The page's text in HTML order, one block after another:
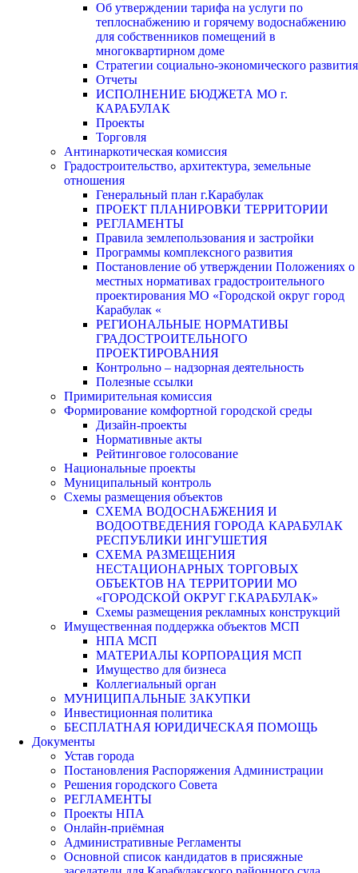
Об утверждении тарифа на услуги по
теплоснабжению и горячему водоснабжению
для собственников помещений в
многоквартирном доме
Стратегии социально-экономического развития
Отчеты
ИСПОЛНЕНИЕ БЮДЖЕТА МО г.
КАРАБУЛАК
Проекты
Торговля
Антинаркотическая комиссия
Градостроительство, архитектура, земельные
отношения
Генеральный план г.Карабулак
ПРОЕКТ ПЛАНИРОВКИ ТЕРРИТОРИИ
РЕГЛАМЕНТЫ
Правила землепользования и застройки
Программы комплексного развития
Постановление об утверждении Положениях о
местных нормативах градостроительного
проектирования МО «Городской округ город
Карабулак «
РЕГИОНАЛЬНЫЕ НОРМАТИВЫ
ГРАДОСТРОИТЕЛЬНОГО
ПРОЕКТИРОВАНИЯ
Контрольно – надзорная деятельность
Полезные ссылки
Примирительная комиссия
Формирование комфортной городской среды
Дизайн-проекты
Нормативные акты
Рейтинговое голосование
Национальные проекты
Муниципальный контроль
Схемы размещения объектов
СХЕМА ВОДОСНАБЖЕНИЯ И
ВОДООТВЕДЕНИЯ ГОРОДА КАРАБУЛАК
РЕСПУБЛИКИ ИНГУШЕТИЯ
СХЕМА РАЗМЕЩЕНИЯ
НЕСТАЦИОНАРНЫХ ТОРГОВЫХ
ОБЪЕКТОВ НА ТЕРРИТОРИИ МО
«ГОРОДСКОЙ ОКРУГ Г.КАРАБУЛАК»
Схемы размещения рекламных конструкций
Имущественная поддержка объектов МСП
НПА МСП
МАТЕРИАЛЫ КОРПОРАЦИЯ МСП
Имущество для бизнеса
Коллегиальный орган
МУНИЦИПАЛЬНЫЕ ЗАКУПКИ
Инвестиционная политика
БЕСПЛАТНАЯ ЮРИДИЧЕСКАЯ ПОМОЩЬ
Документы
Устав города
Постановления Распоряжения Администрации
Решения городского Совета
РЕГЛАМЕНТЫ
Проекты НПА
Онлайн-приёмная
Административные Регламенты
Основной список кандидатов в присяжные